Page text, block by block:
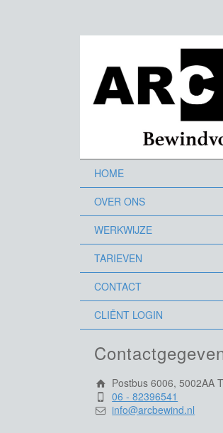
HOME
OVER ONS
WERKWIJZE
TARIEVEN
CONTACT
CLIËNT LOGIN
Postbus 6006, 5002AA
06 - 82396541
info@arcbewind.nl